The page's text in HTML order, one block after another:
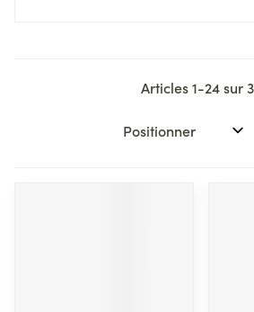
Articles1-24sur
Trier par: